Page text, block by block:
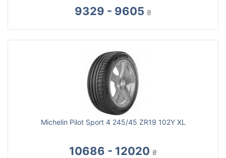
9329 - 9605 ₴
Michelin Pilot Sport 4 245/45 ZR19 102Y XL
10686 - 12020 ₴